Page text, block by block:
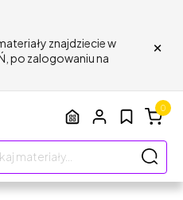
znajdziecie w
po zalogowaniu na
×
0